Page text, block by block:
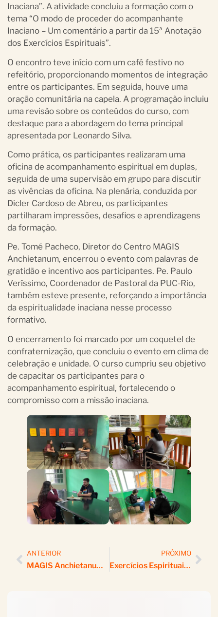
Inaciana”. A atividade concluiu a formação com o
tema “O modo de proceder do acompanhante
Inaciano – Um comentário a partir da 15ª Anotação
dos Exercícios Espirituais”.
O encontro teve início com um café festivo no
refeitório, proporcionando momentos de integração
entre os participantes. Em seguida, houve uma
oração comunitária na capela. A programação incluiu
uma revisão sobre os conteúdos do curso, com
destaque para a abordagem do tema principal
apresentada por Leonardo Silva.
Como prática, os participantes realizaram uma
oficina de acompanhamento espiritual em duplas,
seguida de uma supervisão em grupo para discutir
as vivências da oficina. Na plenária, conduzida por
Dicler Cardoso de Abreu, os participantes
partilharam impressões, desafios e aprendizagens
da formação.
Pe. Tomé Pacheco, Diretor do Centro MAGIS
Anchietanum, encerrou o evento com palavras de
gratidão e incentivo aos participantes. Pe. Paulo
Veríssimo, Coordenador de Pastoral da PUC-Rio,
também esteve presente, reforçando a importância
da espiritualidade inaciana nesse processo
formativo.
O encerramento foi marcado por um coquetel de
confraternização, que concluiu o evento em clima de
celebração e unidade. O curso cumpriu seu objetivo
de capacitar os participantes para o
acompanhamento espiritual, fortalecendo o
compromisso com a missão inaciana.
ANTERIOR
MAGIS Anchietanum E Movimento Dos Focolares Promovem Conferência Sobre Projeto De Vida Com Jovens De Oito Nações
PRÓXIMO
Exercícios Espirituais Para Jovens Promovem Reflexão E Encontro Com Deus No Mosteiro De Itaici